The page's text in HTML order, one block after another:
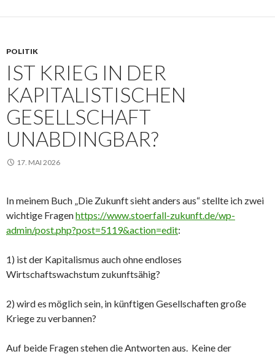
POLITIK
IST KRIEG IN DER
KAPITALISTISCHEN
GESELLSCHAFT
UNABDINGBAR?
17. MAI 2026
In meinem Buch „Die Zukunft sieht anders aus“ stellte ich zwei
wichtige Fragenhttps://www.stoerfall-zukunft.de/wp-
admin/post.php?post=5119&action=edit:
1) ist der Kapitalismus auch ohne endloses
Wirtschaftswachstum zukunftsähig?
2) wird es möglich sein, in künftigen Gesellschaften große
Kriege zu verbannen?
Auf beide Fragen stehen die Antworten aus. Keine der